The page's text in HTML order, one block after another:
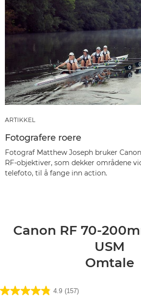
ARTIKKEL
Fotografere roere
Fotograf Matthew Joseph bruker
RF-objektiver, som dekker områdene
telefoto, til å fange inn action.
Canon RF 70-
USM
Omtale
4.9 (157)
4.9